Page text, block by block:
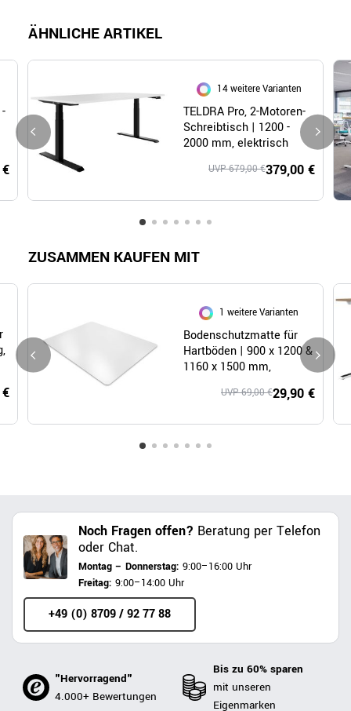
ÄHNLICHE ARTIKEL
14 weitere Varianten
TELDRA Pro, 2-Motoren-
Schreibtisch | 1200 -
2000 mm, elektrisch
379,00 €
UVP 679,00 €
ZUSAMMEN KAUFEN MIT
1 weitere Varianten
Bodenschutzmatte für
Hartböden | 900 x 1200 &
1160 x 1500 mm,
29,90 €
UVP 69,00 €
Noch Fragen offen? Beratung per Telefon
oder Chat.
Montag – Donnerstag: 9:00–16:00 Uhr
Freitag: 9:00–14:00 Uhr
+49 (0) 8709 / 92 77 88
"Hervorragend"
4.000+ Bewertungen
Bis zu 60% sparen
mit unseren
Eigenmarken